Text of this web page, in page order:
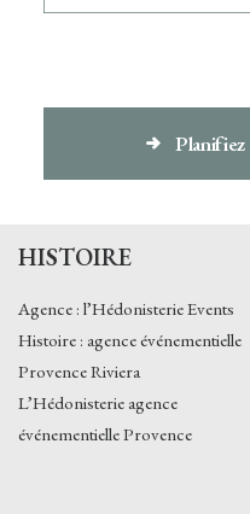
HISTOIRE
Agence : l’Hédonisterie Events
Histoire : agence événementielle
Provence Riviera
L’Hédonisterie agence
événementielle Provence